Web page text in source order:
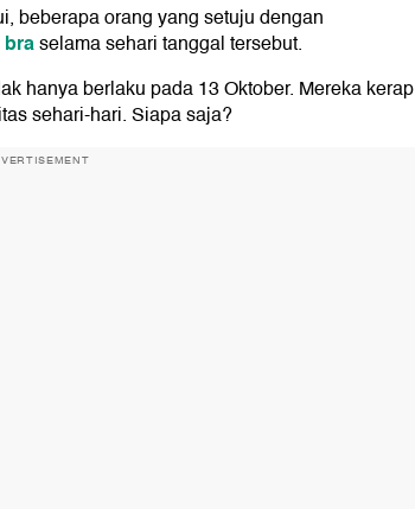
beberapa orang yang setuju dengan
braselama sehari tanggal tersebut.
hanya berlaku pada 13 Oktober. Mereka kerap
sehari-hari. Siapa saja?